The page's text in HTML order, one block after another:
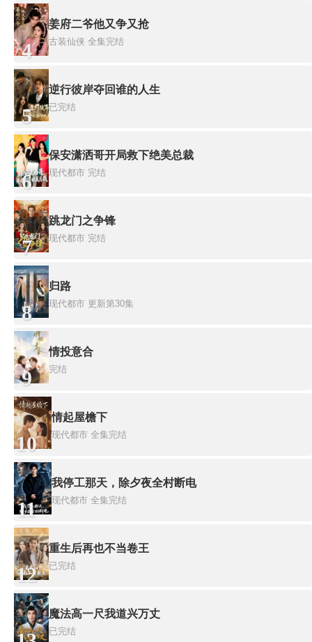
4
姜府二爷他又争又抢
古装仙侠 全集完结
5
逆行彼岸夺回谁的人生
已完结
6
保安潇洒哥开局救下绝美总裁
现代都市 完结
7
跳龙门之争锋
现代都市 完结
8
归路
现代都市 更新第30集
9
情投意合
完结
10
情起屋檐下
现代都市 全集完结
11
我停工那天，除夕夜全村断电
现代都市 全集完结
12
重生后再也不当卷王
已完结
魔法高一尺我道兴万丈
已完结